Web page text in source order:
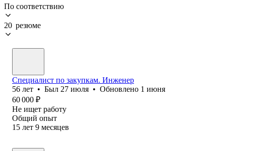
По соответствию
20 резюме
Специалист по закупкам. Инженер
56 лет • Был 27 июля • Обновлено 1 июня
60 000 ₽
Не ищет работу
Общий опыт
15 лет 9 месяцев